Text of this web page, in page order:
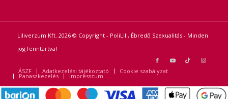
Liliverzum Kft. 2026 © Copyright - PoliLili, Ébredő Szexualitás - Minden
jog fenntartva!
ÁSZF Adatkezelési tájékoztató Cookie szabályzat
Panaszkezelés Impresszum